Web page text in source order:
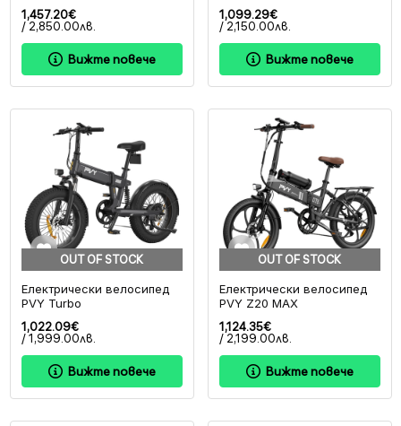
1,457.20€
/ 2,850.00лв.
Вижте повече
1,099.29€
/ 2,150.00лв.
Вижте повече
OUT OF STOCK
Електрически велосипед
PVY Turbo
1,022.09€
/ 1,999.00лв.
Вижте повече
OUT OF STOCK
Електрически велосипед
PVY Z20 MAX
1,124.35€
/ 2,199.00лв.
Вижте повече